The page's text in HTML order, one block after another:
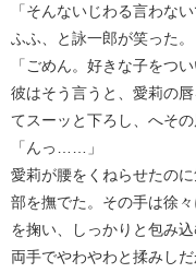
「そんないじわる言わない
ふふ、と詠一郎が笑った。
「ごめん。好きな子をつ
彼はそう言うと、愛莉の
てスーッと下ろし、へその
「んっ……」
愛莉が腰をくねらせたの
部を撫でた。その手は徐
を掬い、しっかりと包み込
両手でやわやわと揉みし